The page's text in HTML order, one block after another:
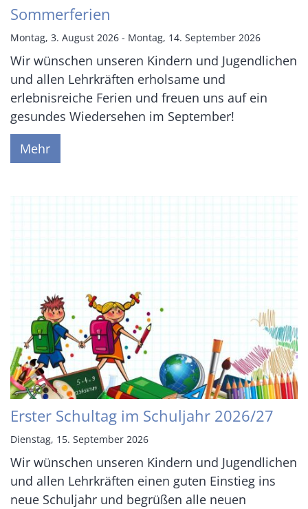
Sommerferien
Montag, 3. August 2026 - Montag, 14. September 2026
Wir wünschen unseren Kindern und Jugendlichen
und allen Lehrkräften erholsame und
erlebnisreiche Ferien und freuen uns auf ein
gesundes Wiedersehen im September!
Mehr
Erster Schultag im Schuljahr 2026/27
Dienstag, 15. September 2026
Wir wünschen unseren Kindern und Jugendlichen
und allen Lehrkräften einen guten Einstieg ins
neue Schuljahr und begrüßen alle neuen